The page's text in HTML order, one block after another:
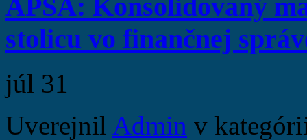
APSA: Konsolidovaný
stolicu vo finančnej
júl 31
Uverejnil Admin v